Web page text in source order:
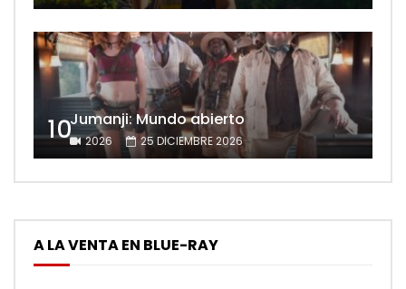
10Jumanji: Mundo abierto
2026 25 DICIEMBRE 2026
A LA VENTA EN BLUE-RAY